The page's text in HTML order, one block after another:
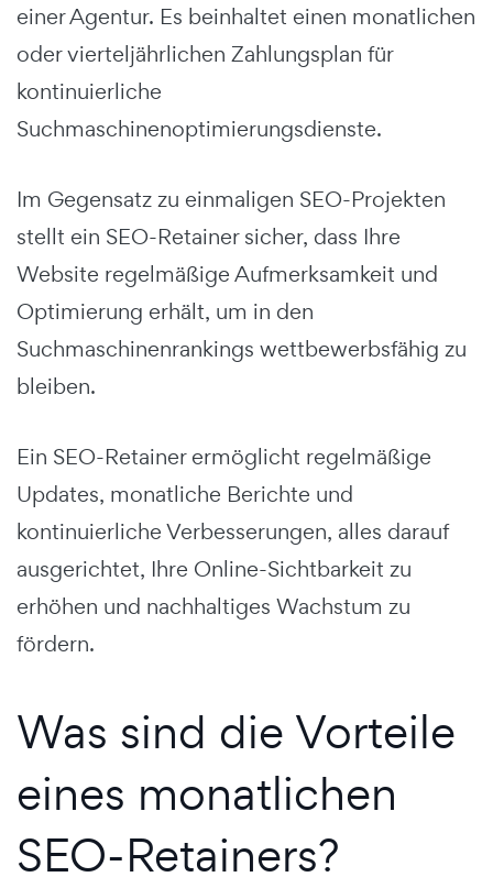
einer Agentur. Es beinhaltet einen monatlichen
oder vierteljährlichen Zahlungsplan für
kontinuierliche
Suchmaschinenoptimierungsdienste.
Im Gegensatz zu einmaligen SEO-Projekten
stellt ein SEO-Retainer sicher, dass Ihre
Website regelmäßige Aufmerksamkeit und
Optimierung erhält, um in den
Suchmaschinenrankings wettbewerbsfähig zu
bleiben.
Ein SEO-Retainer ermöglicht regelmäßige
Updates, monatliche Berichte und
kontinuierliche Verbesserungen, alles darauf
ausgerichtet, Ihre Online-Sichtbarkeit zu
erhöhen und nachhaltiges Wachstum zu
fördern.
Was sind die Vorteile
eines monatlichen
SEO-Retainers?